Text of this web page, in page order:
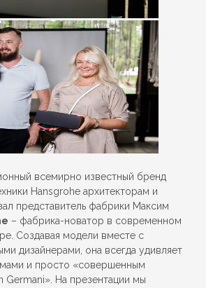
всемирно известный бренд
Hansgrohe архитекторам и
представитель фабрики Максим
– фабрика-новатор в современном
Создавая модели вместе с
дизайнерами, она всегда удивляет
и просто «совершенным
Germani». На презентации мы